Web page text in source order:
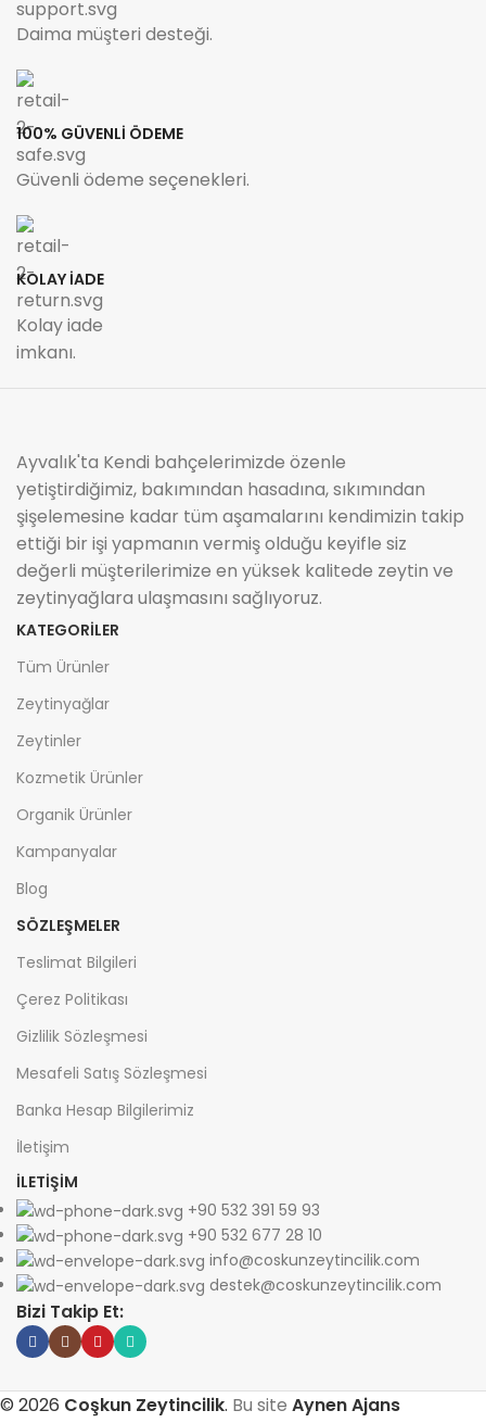
Daima müşteri desteği.
100% GÜVENLİ ÖDEME
Güvenli ödeme seçenekleri.
KOLAY İADE
Kolay iade
imkanı.
Ayvalık'ta Kendi bahçelerimizde özenle
yetiştirdiğimiz, bakımından hasadına, sıkımından
şişelemesine kadar tüm aşamalarını kendimizin takip
ettiği bir işi yapmanın vermiş olduğu keyifle siz
değerli müşterilerimize en yüksek kalitede zeytin ve
zeytinyağlara ulaşmasını sağlıyoruz.
KATEGORİLER
Tüm Ürünler
Zeytinyağlar
Zeytinler
Kozmetik Ürünler
Organik Ürünler
Kampanyalar
Blog
SÖZLEŞMELER
Teslimat Bilgileri
Çerez Politikası
Gizlilik Sözleşmesi
Mesafeli Satış Sözleşmesi
Banka Hesap Bilgilerimiz
İletişim
İLETİŞİM
+90 532 391 59 93
+90 532 677 28 10
info@coskunzeytincilik.com
destek@coskunzeytincilik.com
Bizi Takip Et:
© 2026 Coşkun Zeytincilik. Bu site Aynen Ajans